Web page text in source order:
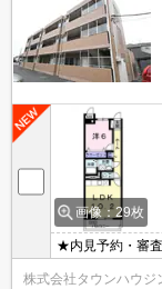
画像：29枚
★内見予約・審
株式会社タウンハウジ